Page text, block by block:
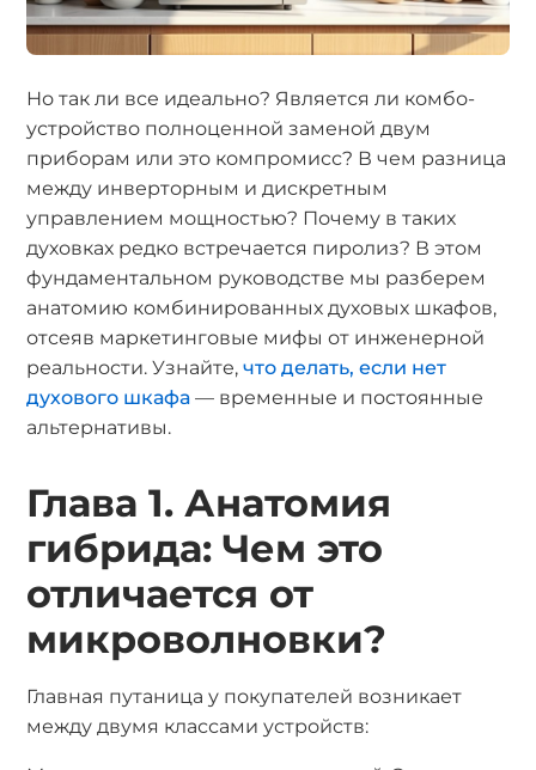
Но так ли все идеально? Является ли комбо-
устройство полноценной заменой двум
приборам или это компромисс? В чем разница
между инверторным и дискретным
управлением мощностью? Почему в таких
духовках редко встречается пиролиз? В этом
фундаментальном руководстве мы разберем
анатомию комбинированных духовых шкафов,
отсеяв маркетинговые мифы от инженерной
реальности. Узнайте,что делать, если нет
духового шкафа — временные и постоянные
альтернативы.
Глава 1. Анатомия
гибрида: Чем это
отличается от
микроволновки?
Главная путаница у покупателей возникает
между двумя классами устройств: